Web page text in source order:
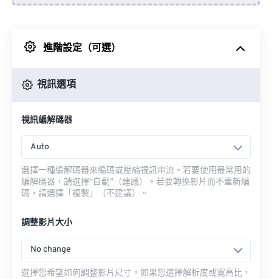
來自 Google 雲端硬碟
進階設定（可選）
視訊選項
視訊編解碼器
Auto
選擇一種編解碼器來編碼或壓縮視訊串流。若要使用最常用的
編解碼器，請選擇“自動”（建議）。若要轉換影片而不重新編
碼，請選擇「複製」（不建議）。
調整影片大小
No change
選擇您希望如何調整影片尺寸。如果您選擇解析度或寬高比，